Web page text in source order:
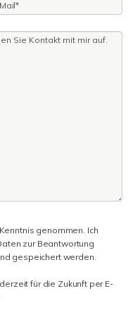
genommen. Ich
zur Beantwortung
gespeichert werden.
für die Zukunft per E-